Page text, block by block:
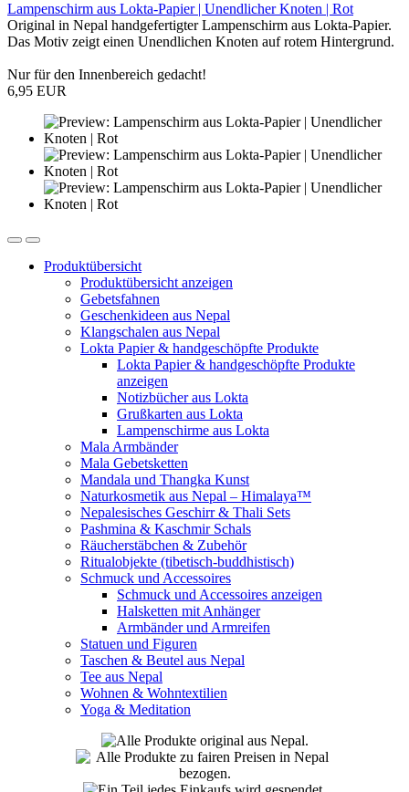
Lampenschirm aus Lokta-Papier | Unendlicher Knoten | Rot
Original in Nepal handgefertigter Lampenschirm aus Lokta-Papier.
Das Motiv zeigt einen Unendlichen Knoten auf rotem Hintergrund.
Nur für den Innenbereich gedacht!
6,95 EUR
Produktübersicht
Produktübersicht anzeigen
Gebetsfahnen
Geschenkideen aus Nepal
Klangschalen aus Nepal
Lokta Papier & handgeschöpfte Produkte
Lokta Papier & handgeschöpfte Produkte
anzeigen
Notizbücher aus Lokta
Grußkarten aus Lokta
Lampenschirme aus Lokta
Mala Armbänder
Mala Gebetsketten
Mandala und Thangka Kunst
Naturkosmetik aus Nepal – Himalaya™
Nepalesisches Geschirr & Thali Sets
Pashmina & Kaschmir Schals
Räucherstäbchen & Zubehör
Ritualobjekte (tibetisch-buddhistisch)
Schmuck und Accessoires
Schmuck und Accessoires anzeigen
Halsketten mit Anhänger
Armbänder und Armreifen
Statuen und Figuren
Taschen & Beutel aus Nepal
Tee aus Nepal
Wohnen & Wohntextilien
Yoga & Meditation